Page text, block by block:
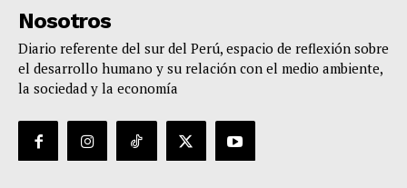
Nosotros
Diario referente del sur del Perú, espacio de reflexión sobre
el desarrollo humano y su relación con el medio ambiente,
la sociedad y la economía